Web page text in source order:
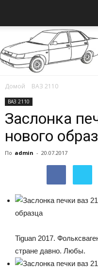
Домой ВАЗ 2110
ВАЗ 2110
Заслонка
нового
По admin - 20.07.2017
Tiguan 2017.
стране давно. Любы.